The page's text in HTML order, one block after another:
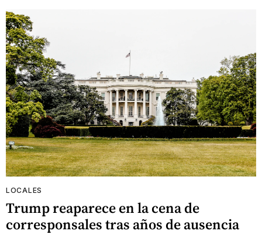
LOCALES
Trump reaparece en la cena de
corresponsales tras años de ausencia